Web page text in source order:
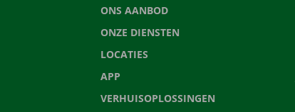
ONS AANBOD
ONZE DIENSTEN
LOCATIES
APP
VERHUISOPLOSSINGEN